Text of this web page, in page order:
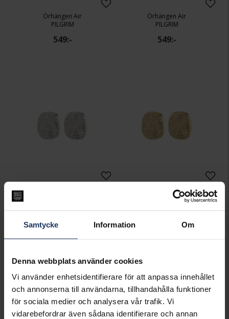
Samtycke Information Om
Denna webbplats använder cookies
Vi använder enhetsidentifierare för att anpassa innehållet
och annonserna till användarna, tillhandahålla funktioner
för sociala medier och analysera vår trafik. Vi
vidarebefordrar även sådana identifierare och annan
Örhängen Air
PILGRIM
549:-
Örhängen Air
PILGRIM
549:-
Örhängen Ember
PILGRIM